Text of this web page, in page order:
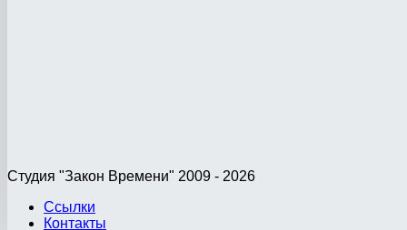
Студия "Закон Времени" 2009 - 2026
Ссылки
Контакты